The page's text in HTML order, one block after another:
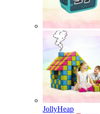
JollyHeap